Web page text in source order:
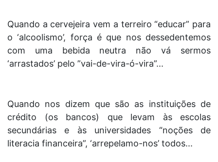
Quando a cervejeira vem a terreiro “educar” para
o ‘alcoolismo’, força é que nos dessedentemos
com uma bebida neutra não vá sermos
‘arrastados’ pelo ”vai-de-vira-ó-vira”...
Quando nos dizem que são as instituições de
crédito (os bancos) que levam às escolas
secundárias e às universidades “noções de
literacia financeira”, ‘arrepelamo-nos’ todos...